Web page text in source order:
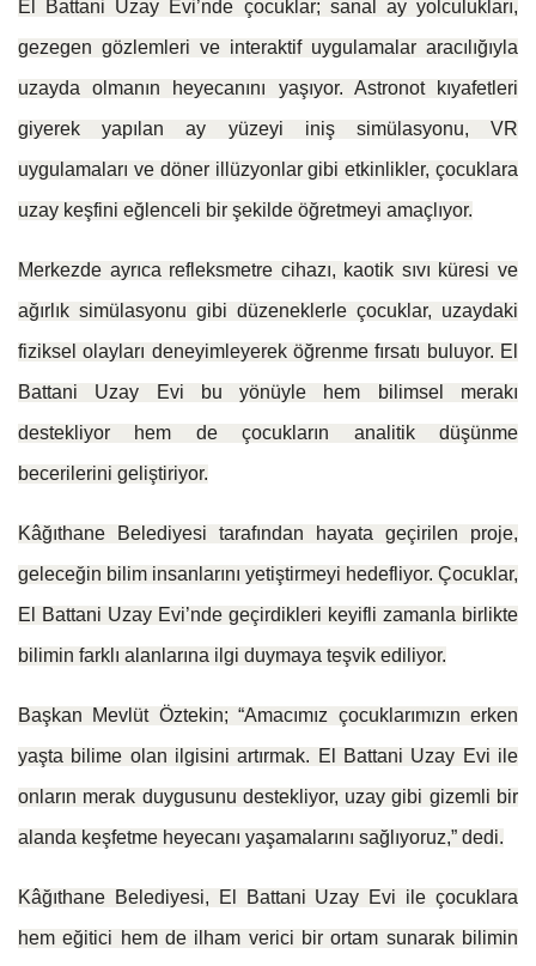
El Battani Uzay Evi’nde çocuklar; sanal ay yolculukları,
gezegen gözlemleri ve interaktif uygulamalar aracılığıyla
uzayda olmanın heyecanını yaşıyor. Astronot kıyafetleri
giyerek yapılan ay yüzeyi iniş simülasyonu, VR
uygulamaları ve döner illüzyonlar gibi etkinlikler, çocuklara
uzay keşfini eğlenceli bir şekilde öğretmeyi amaçlıyor.
Merkezde ayrıca refleksmetre cihazı, kaotik sıvı küresi ve
ağırlık simülasyonu gibi düzeneklerle çocuklar, uzaydaki
fiziksel olayları deneyimleyerek öğrenme fırsatı buluyor. El
Battani Uzay Evi bu yönüyle hem bilimsel merakı
destekliyor hem de çocukların analitik düşünme
becerilerini geliştiriyor.
Kâğıthane Belediyesi tarafından hayata geçirilen proje,
geleceğin bilim insanlarını yetiştirmeyi hedefliyor. Çocuklar,
El Battani Uzay Evi’nde geçirdikleri keyifli zamanla birlikte
bilimin farklı alanlarına ilgi duymaya teşvik ediliyor.
Başkan Mevlüt Öztekin; “Amacımız çocuklarımızın erken
yaşta bilime olan ilgisini artırmak. El Battani Uzay Evi ile
onların merak duygusunu destekliyor, uzay gibi gizemli bir
alanda keşfetme heyecanı yaşamalarını sağlıyoruz,” dedi.
Kâğıthane Belediyesi, El Battani Uzay Evi ile çocuklara
hem eğitici hem de ilham verici bir ortam sunarak bilimin